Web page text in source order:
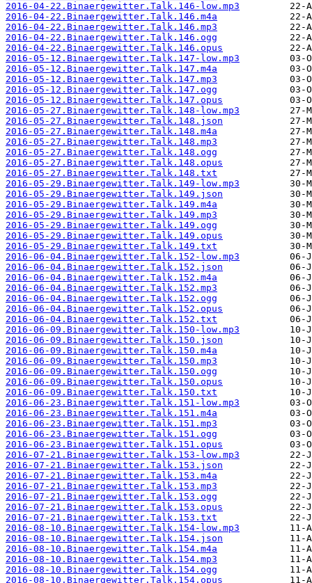
2016-04-22.Binaergewitter.Talk.146-low.mp3
2016-04-22.Binaergewitter.Talk.146.m4a
2016-04-22.Binaergewitter.Talk.146.mp3
2016-04-22.Binaergewitter.Talk.146.ogg
2016-04-22.Binaergewitter.Talk.146.opus
2016-05-12.Binaergewitter.Talk.147-low.mp3
2016-05-12.Binaergewitter.Talk.147.m4a
2016-05-12.Binaergewitter.Talk.147.mp3
2016-05-12.Binaergewitter.Talk.147.ogg
2016-05-12.Binaergewitter.Talk.147.opus
2016-05-27.Binaergewitter.Talk.148-low.mp3
2016-05-27.Binaergewitter.Talk.148.json
2016-05-27.Binaergewitter.Talk.148.m4a
2016-05-27.Binaergewitter.Talk.148.mp3
2016-05-27.Binaergewitter.Talk.148.ogg
2016-05-27.Binaergewitter.Talk.148.opus
2016-05-27.Binaergewitter.Talk.148.txt
2016-05-29.Binaergewitter.Talk.149-low.mp3
2016-05-29.Binaergewitter.Talk.149.json
2016-05-29.Binaergewitter.Talk.149.m4a
2016-05-29.Binaergewitter.Talk.149.mp3
2016-05-29.Binaergewitter.Talk.149.ogg
2016-05-29.Binaergewitter.Talk.149.opus
2016-05-29.Binaergewitter.Talk.149.txt
2016-06-04.Binaergewitter.Talk.152-low.mp3
2016-06-04.Binaergewitter.Talk.152.json
2016-06-04.Binaergewitter.Talk.152.m4a
2016-06-04.Binaergewitter.Talk.152.mp3
2016-06-04.Binaergewitter.Talk.152.ogg
2016-06-04.Binaergewitter.Talk.152.opus
2016-06-04.Binaergewitter.Talk.152.txt
2016-06-09.Binaergewitter.Talk.150-low.mp3
2016-06-09.Binaergewitter.Talk.150.json
2016-06-09.Binaergewitter.Talk.150.m4a
2016-06-09.Binaergewitter.Talk.150.mp3
2016-06-09.Binaergewitter.Talk.150.ogg
2016-06-09.Binaergewitter.Talk.150.opus
2016-06-09.Binaergewitter.Talk.150.txt
2016-06-23.Binaergewitter.Talk.151-low.mp3
2016-06-23.Binaergewitter.Talk.151.m4a
2016-06-23.Binaergewitter.Talk.151.mp3
2016-06-23.Binaergewitter.Talk.151.ogg
2016-06-23.Binaergewitter.Talk.151.opus
2016-07-21.Binaergewitter.Talk.153-low.mp3
2016-07-21.Binaergewitter.Talk.153.json
2016-07-21.Binaergewitter.Talk.153.m4a
2016-07-21.Binaergewitter.Talk.153.mp3
2016-07-21.Binaergewitter.Talk.153.ogg
2016-07-21.Binaergewitter.Talk.153.opus
2016-07-21.Binaergewitter.Talk.153.txt
2016-08-10.Binaergewitter.Talk.154-low.mp3
2016-08-10.Binaergewitter.Talk.154.json
2016-08-10.Binaergewitter.Talk.154.m4a
2016-08-10.Binaergewitter.Talk.154.mp3
2016-08-10.Binaergewitter.Talk.154.ogg
2016-08-10.Binaergewitter.Talk.154.opus